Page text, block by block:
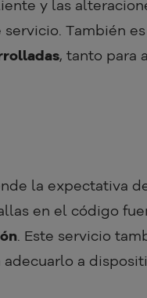
y las
También es
, tanto para
la expectativa
en el código
. Este servicio
adecuarlo a